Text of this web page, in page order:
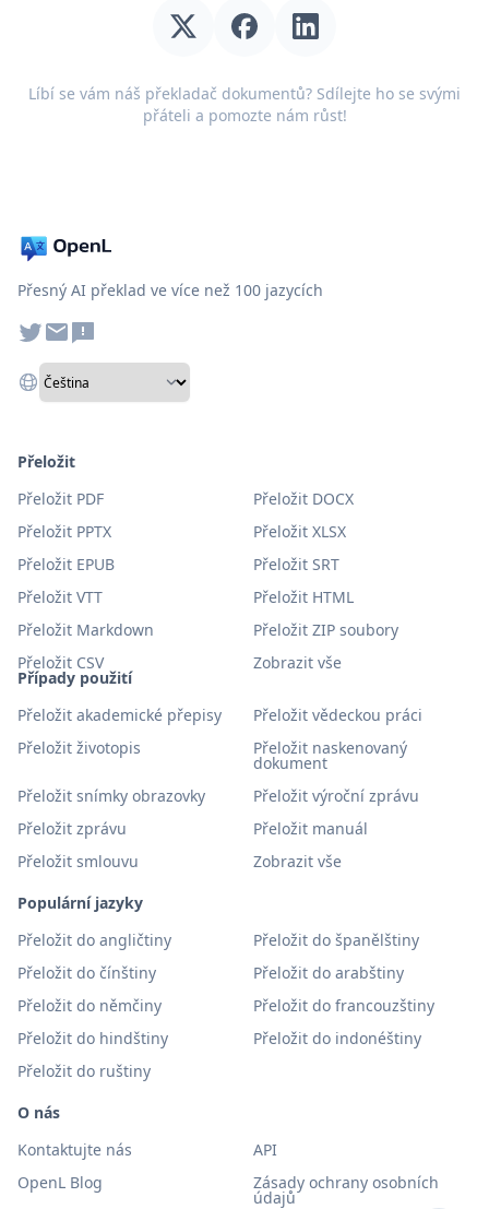
Líbí se vám náš překladač dokumentů? Sdílejte ho se svými
přáteli a pomozte nám růst!
Přesný AI překlad ve více než 100 jazycích
Případy použití
Přeložit akademické přepisy
Přeložit vědeckou práci
Přeložit životopis
Přeložit naskenovaný
dokument
Přeložit snímky obrazovky
Přeložit výroční zprávu
Přeložit zprávu
Přeložit manuál
Přeložit smlouvu
Zobrazit vše
Populární jazyky
Přeložit do angličtiny
Přeložit do španělštiny
Přeložit do čínštiny
Přeložit do arabštiny
Přeložit do němčiny
Přeložit do francouzštiny
Přeložit do hindštiny
Přeložit do indonéštiny
Přeložit do ruštiny
Přeložit
Přeložit PDF
Přeložit DOCX
Přeložit PPTX
Přeložit XLSX
Přeložit EPUB
Přeložit SRT
Přeložit VTT
Přeložit HTML
Přeložit Markdown
Přeložit ZIP soubory
Přeložit CSV
Zobrazit vše
O nás
Kontaktujte nás
API
OpenL Blog
Zásady ochrany osobních
údajů